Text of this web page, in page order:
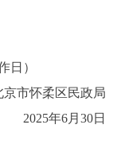
日）
怀柔区民政局
2025年6月30日